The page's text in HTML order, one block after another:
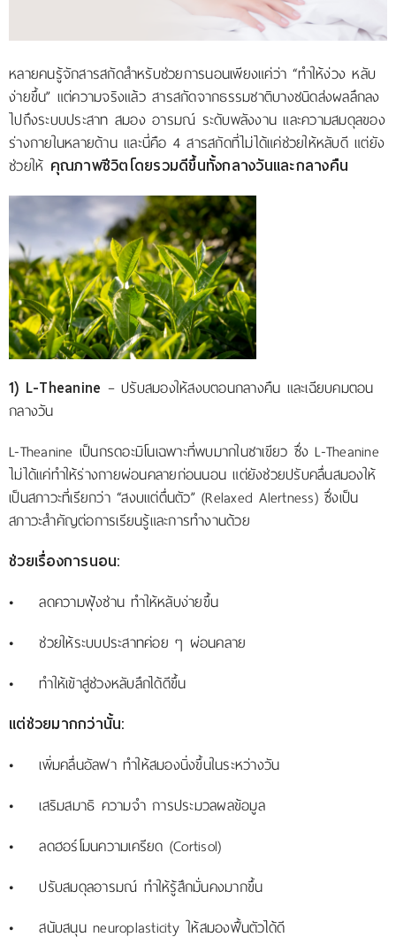
หลายคนรู้จักสารสกัดสำหรับช่วยการนอนเพียงแค่ว่า “ทำให้ง่วง หลับ
ง่ายขึ้น” แต่ความจริงแล้ว สารสกัดจากธรรมชาติบางชนิดส่งผลลึกลง
ไปถึงระบบประสาท สมอง อารมณ์ ระดับพลังงาน และความสมดุลของ
ร่างกายในหลายด้าน และนี่คือ 4 สารสกัดที่ไม่ได้แค่ช่วยให้หลับดี แต่ยัง
ช่วยให้ คุณภาพชีวิตโดยรวมดีขึ้นทั้งกลางวันและกลางคืน
1) L-Theanine – ปรับสมองให้สงบตอนกลางคืน และเฉียบคมตอน
กลางวัน
L-Theanine เป็นกรดอะมิโนเฉพาะที่พบมากในชาเขียว ซึ่ง L-Theanine
ไม่ได้แค่ทำให้ร่างกายผ่อนคลายก่อนนอน แต่ยังช่วยปรับคลื่นสมองให้
เป็นสภาวะที่เรียกว่า “สงบแต่ตื่นตัว” (Relaxed Alertness) ซึ่งเป็น
สภาวะสำคัญต่อการเรียนรู้และการทำงานด้วย
ช่วยเรื่องการนอน:
• ลดความฟุ้งซ่าน ทำให้หลับง่ายขึ้น
• ช่วยให้ระบบประสาทค่อย ๆ ผ่อนคลาย
• ทำให้เข้าสู่ช่วงหลับลึกได้ดีขึ้น
แต่ช่วยมากกว่านั้น:
• เพิ่มคลื่นอัลฟา ทำให้สมองนิ่งขึ้นในระหว่างวัน
• เสริมสมาธิ ความจำ การประมวลผลข้อมูล
• ลดฮอร์โมนความเครียด (Cortisol)
• ปรับสมดุลอารมณ์ ทำให้รู้สึกมั่นคงมากขึ้น
• สนับสนุน neuroplasticity ให้สมองฟื้นตัวได้ดี